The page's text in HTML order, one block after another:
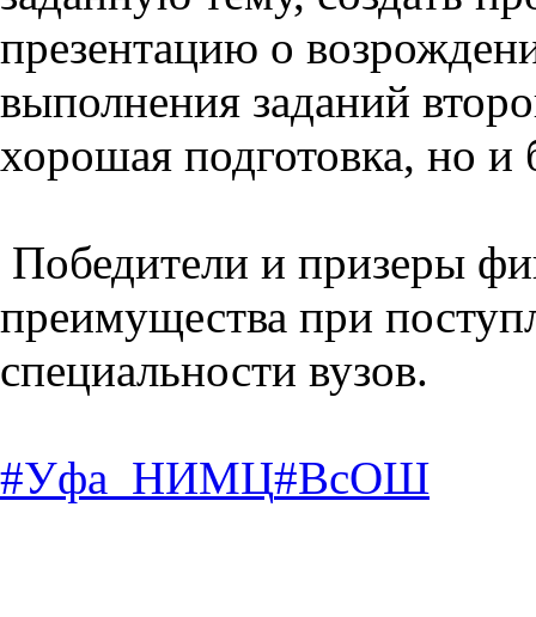
презентацию о
выполнения заданий
хорошая подготовка, но и
Победители и призеры
преимущества при
специальности вузов.
#Уфа_НИМЦ#ВсОШ